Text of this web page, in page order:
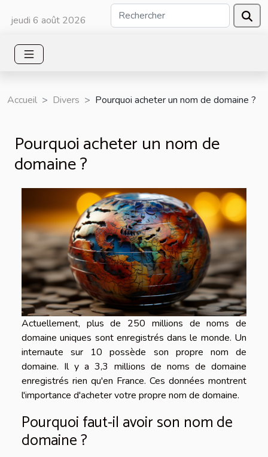
jeudi 6 août 2026
Accueil Divers Pourquoi acheter un nom de domaine ?
Pourquoi acheter un nom de
domaine ?
Actuellement, plus de 250 millions de noms de
domaine uniques sont enregistrés dans le monde. Un
internaute sur 10 possède son propre nom de
domaine. Il y a 3,3 millions de noms de domaine
enregistrés rien qu'en France. Ces données montrent
l'importance d'acheter votre propre nom de domaine.
Pourquoi faut-il avoir son nom de
domaine ?